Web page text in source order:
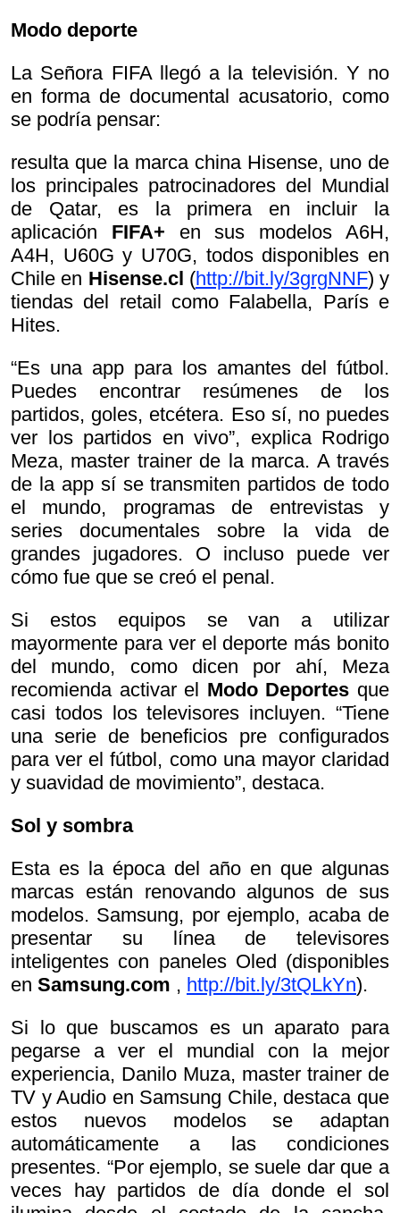
Modo deporte
La Señora FIFA llegó a la televisión. Y no
en forma de documental acusatorio, como
se podría pensar:
resulta que la marca china Hisense, uno de
los principales patrocinadores del Mundial
de Qatar, es la primera en incluir la
aplicación FIFA+ en sus modelos A6H,
A4H, U60G y U70G, todos disponibles en
Chile en Hisense.cl (http://bit.ly/3grgNNF) y
tiendas del retail como Falabella, París e
Hites.
“Es una app para los amantes del fútbol.
Puedes encontrar resúmenes de los
partidos, goles, etcétera. Eso sí, no puedes
ver los partidos en vivo”, explica Rodrigo
Meza, master trainer de la marca. A través
de la app sí se transmiten partidos de todo
el mundo, programas de entrevistas y
series documentales sobre la vida de
grandes jugadores. O incluso puede ver
cómo fue que se creó el penal.
Si estos equipos se van a utilizar
mayormente para ver el deporte más bonito
del mundo, como dicen por ahí, Meza
recomienda activar el Modo Deportes que
casi todos los televisores incluyen. “Tiene
una serie de beneficios pre configurados
para ver el fútbol, como una mayor claridad
y suavidad de movimiento”, destaca.
Sol y sombra
Esta es la época del año en que algunas
marcas están renovando algunos de sus
modelos. Samsung, por ejemplo, acaba de
presentar su línea de televisores
inteligentes con paneles Oled (disponibles
en Samsung.com , http://bit.ly/3tQLkYn).
Si lo que buscamos es un aparato para
pegarse a ver el mundial con la mejor
experiencia, Danilo Muza, master trainer de
TV y Audio en Samsung Chile, destaca que
estos nuevos modelos se adaptan
automáticamente a las condiciones
presentes. “Por ejemplo, se suele dar que a
veces hay partidos de día donde el sol